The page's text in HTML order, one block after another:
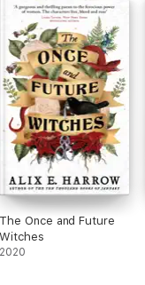
The Once and Future
Witches
2020